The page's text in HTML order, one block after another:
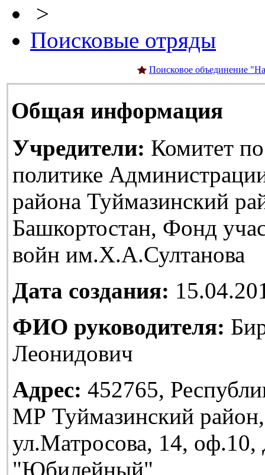
>
Поисковые отряды
Поисковое объединение
Общая информация
Учредители: Комитет
политике
района Туймазинский
Башкортостан, Фонд
войн им.Х.А.Султанова
Дата создания:
ФИО руководителя:
Леонидович
Адрес: 452765,
МР Туймазинский
ул.Матросова, 14,
"Юбилейный"